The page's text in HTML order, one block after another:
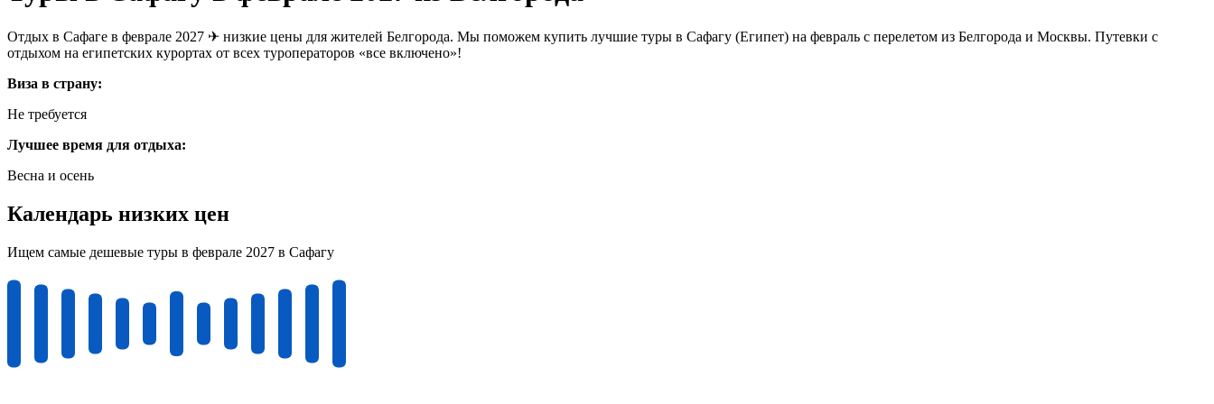
Отдых в Сафаге в феврале 2027 ✈ низкие цены для жителей Белгорода. Мы поможем купить лучшие туры в Сафагу (Египет) на февраль с перелетом из Белгорода и Москвы. Путевки с
отдыхом на египетских курортах от всех туроператоров «все включено»!
Виза в страну:
Не требуется
Лучшее время для отдыха:
Весна и осень
Календарь низких цен
Ищем самые дешевые туры в феврале 2027 в Сафагу